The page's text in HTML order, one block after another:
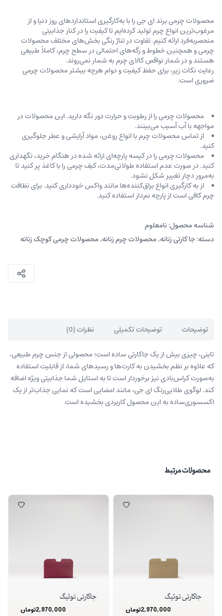
محصولات چرمی برند ای جی را با به‌کارگیری استانداردهای روز دنیا و از
مرغوب‌ترین انواع چرم تولید کرده‌ایم تا کیفیت را در کنار جذابیتی
منحصربه‌فرد ارائه کنیم. تفاوت در تناژ رنگی بخش‌های مختلف محصولات
چرمی و همچنین خطوط و رگه‌‌های احتمالی در سطح چرم، کاملاً طبیعی
هستند و در شمار نواقص کالای چرم به شمار نمی‌روند.
رعایت نکات زیر، برای حفظ کیفیت و دوام هرچه بیشتر محصولات چرمی
ضروری است.
محصولات چرمی را از رطوبت و حرارت دور نگه دارید. این محصولات در
مواجهه با آب آسیب می‌بینند.
از تماس محصولات چرم با انواع روغن‌، مواد آرایشی و عطر جلوگیری
کنید.
محصولات چرمی را در کیسه‌ پارچه‌ای ارائه شده در هنگام خرید، ‌نگهداری
کنید. در صورت عدم استفاده طولانی‌مدت، کیف‌ چرمی را با کاغذ پر کنید تا
به‌مرور دچار تغییر شکل نشود.
از به کارگیری انواع براق‌کننده‌ها مانند واکس خودداری کنید. برای نظافت
چرم کافی است از پارچه‌ نم‌دار استفاده کنید.
شناسه محصول: نامعلوم
دسته: جا کارتی زنانه,محصولات چرم زنانه,محصولات چرمی کوچک زنانه
توضیحات توضیحات تکمیلی نظرات (0)
تاینی، چیزی بیش از یک جاکارتی ساده است؛ محصولی از جنس چرم طبیعی،
که علاوه بر نظم بخشیدن به کارت‌ها و رسیدهای شما، از قابلیت استفاده
به‌‌صورت کراس‌بادی نیز برخوردار است تا به استایل شما جذابیتی ویژه اضافه
کند. لوگوی طلایی‌رنگ ای جی، مانند امضایی است که نمایی جذاب‌تر از یک
اکسسوری‌ساده به این محصول کاربردی بخشیده است.
محصولات مرتبط
جاکارتی توئیگ
2,970,000تومان
جاکارتی توئیگ
2,970,000تومان